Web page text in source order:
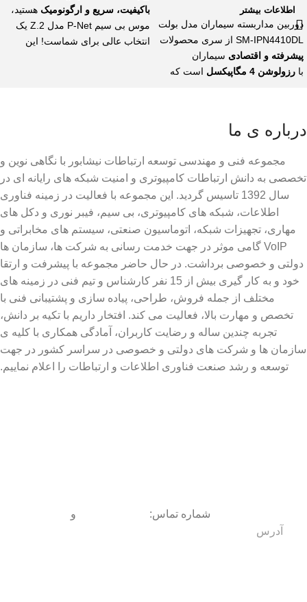
اطلاعات بیشتر
دوربین مداربسته سیماران مدل بولت
SM-IPN4410DL از سری محصولات
پیشرفته و اقتصادی سیماران
با رزولوشن 4 مگاپیکسل
است که
شب 30 متری
وطراحی مقاوم
پروژه‌های امنیتی است.
باکیفیت، سریع و ارگونومیک هستید،
موس بی سیم P-Net مدل Z.2 یک
انتخاب عالی برای شماست! این
درباره ی ما
مجموعه فنی و مهندسی توسعه ارتباطات نیشابور با نگاهی نوین و
تخصصی به دانش ارتباطات کامپیوتری و امنیت شبکه های رایانه ای در
سال 1392 تاسیس گردید. این مجموعه با فعالیت در زمینه فناوری
اطلاعات، شبکه های کامپیوتری، بی سیم، فیبر نوری و دکل های
مهاری، تجهیزات شبکه، اتوماسیون صنعتی، سیستم های مخابراتی و
VoIP گامی موثر در جهت خدمت رسانی به شرکت ها، سازمان ها
دولتی و خصوصی برداشت. در حال حاضر مجموعه با پیشرفت و ارتقا
خود و به کار گیری بیش از 15 نفر کارشناس و تیم فنی در زمینه های
مختلف از جمله فروش، طراحی، پیاده سازی و پشتیبانی فنی با
تخصص و مهارت بالا، فعالیت می کند. افتخار داریم با تکیه بر دانش،
تجربه چندین ساله و رضایت کاربران، آمادگی همکاری با کلیه ی
سازمان ها و شرکت های دولتی و خصوصی در سراسر کشور در جهت
توسعه و رشد صنعت فناوری اطلاعات و ارتباطات را اعلام نماییم.
شماره تماس: و
آدرس